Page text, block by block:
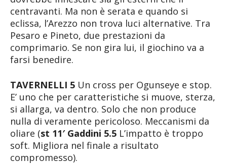
centravanti. Ma non è serata e quando si
eclissa, l’Arezzo non trova luci alternative. Tra
Pesaro e Pineto, due prestazioni da
comprimario. Se non gira lui, il giochino va a
farsi benedire.
TAVERNELLI 5 Un cross per Ogunseye e stop.
E’ uno che per caratteristiche si muove, sterza,
si allarga, va dentro. Solo che non produce
nulla di veramente pericoloso. Meccanismi da
oliare (st 11′ Gaddini 5.5 L’impatto è troppo
soft. Migliora nel finale a risultato
compromesso).